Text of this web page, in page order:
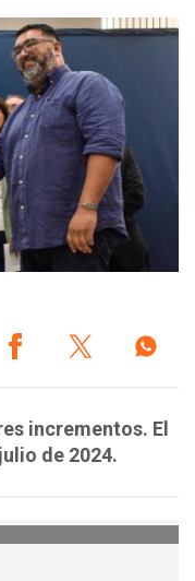
incrementos. El
de 2024.